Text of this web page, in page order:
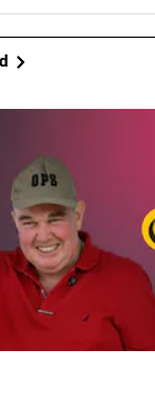
una
López
de Lima